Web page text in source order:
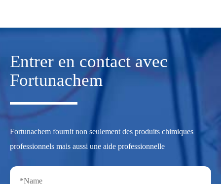
Entrer en contact avec
Fortunachem
Fortunachem fournit non seulement des produits chimiques
professionnels mais aussi une aide professionnelle